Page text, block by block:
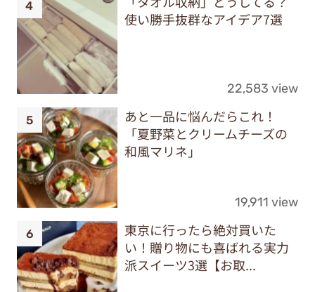
使い勝手抜群なアイデア7選
22,583 view
あと一品に悩んだらこれ！
「夏野菜とクリームチーズの
和風マリネ」
19,911 view
東京に行ったら絶対買いた
い！贈り物にも喜ばれる実力
派スイーツ3選【お取...